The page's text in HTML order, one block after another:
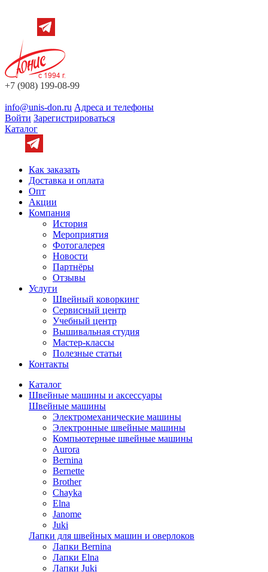
+7 (908) 199-08-99
info@unis-don.ru Адреса и телефоны
Войти Зарегистрироваться
Каталог
Как заказать
Доставка и оплата
Опт
Акции
Компания
История
Мероприятия
Фотогалерея
Новости
Партнёры
Отзывы
Услуги
Швейный коворкинг
Сервисный центр
Учебный центр
Вышивальная студия
Мастер-классы
Полезные статьи
Контакты
Каталог
Швейные машины и аксессуары
Швейные машины
Электромеханические машины
Электронные швейные машины
Компьютерные швейные машины
Aurora
Bernina
Bernette
Brother
Chayka
Elna
Janome
Juki
Лапки для швейных машин и оверлоков
Лапки Bernina
Лапки Elna
Лапки Juki